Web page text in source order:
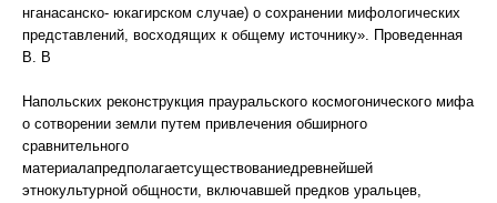
нганасанско- юкагирском случае) о сохранении мифологических
представлений, восходящих к общему источнику». Проведенная
В. В
Напольских реконструкция прауральского космогонического мифа
о сотворении земли путем привлечения обширного
сравнительного
материалапредполагаетсуществованиедревнейшей
этнокультурной общности, включавшей предков уральцев,